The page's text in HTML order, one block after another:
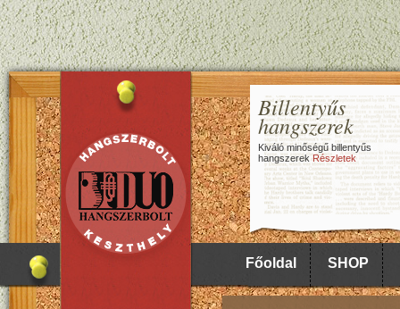
Billentyűs
hangszerek
Kiváló minőségű billentyűs
hangszerekRészletek
Főoldal SHOP